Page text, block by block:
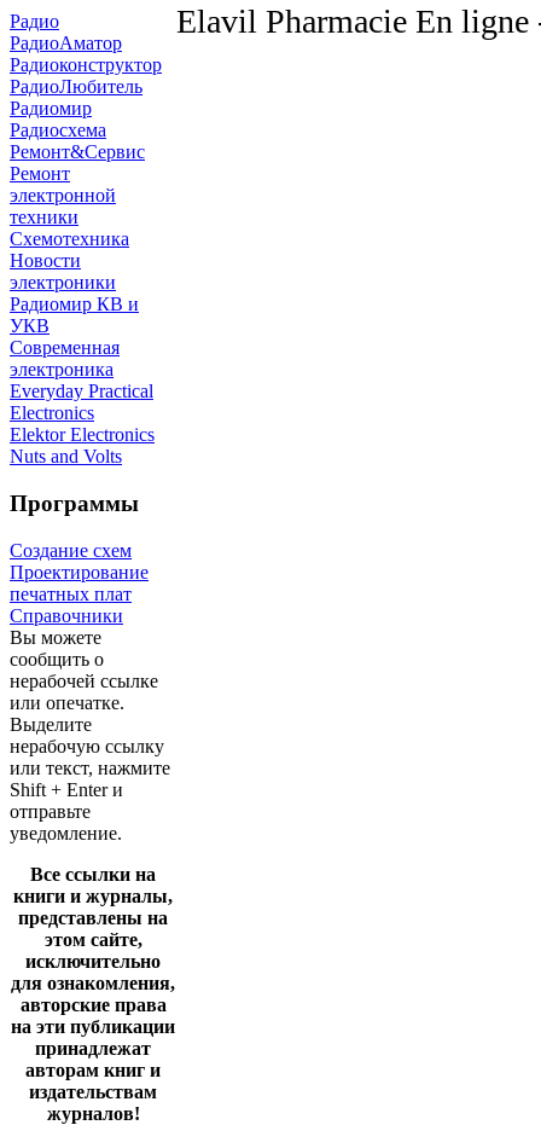
Радио
РадиоАматор
Радиоконструктор
РадиоЛюбитель
Радиомир
Радиосхема
Ремонт&Сервис
Ремонт
электронной
техники
Схемотехника
Новости
электроники
Радиомир КВ и
УКВ
Современная
электроника
Everyday Practical
Electronics
Elektor Electronics
Nuts and Volts
Программы
Создание схем
Проектирование
печатных плат
Справочники
Вы можете
сообщить о
нерабочей ссылке
или опечатке.
Выделите
нерабочую ссылку
или текст, нажмите
Shift + Enter и
отправьте
уведомление.
Все ссылки на
книги и журналы,
представлены на
этом сайте,
исключительно
для ознакомления,
авторские права
на эти публикации
принадлежат
авторам книг и
издательствам
журналов!
Elavil Pharmacie En